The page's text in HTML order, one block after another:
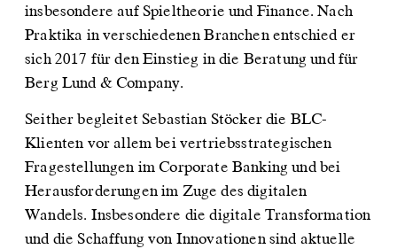
insbesondere auf Spieltheorie und Finance. Nach
Praktika in verschiedenen Branchen entschied er
sich 2017 für den Einstieg in die Beratung und für
Berg Lund & Company.
Seither begleitet Sebastian Stöcker die BLC-
Klienten vor allem bei vertriebsstrategischen
Fragestellungen im Corporate Banking und bei
Herausforderungen im Zuge des digitalen
Wandels. Insbesondere die digitale Transformation
und die Schaffung von Innovationen sind aktuelle